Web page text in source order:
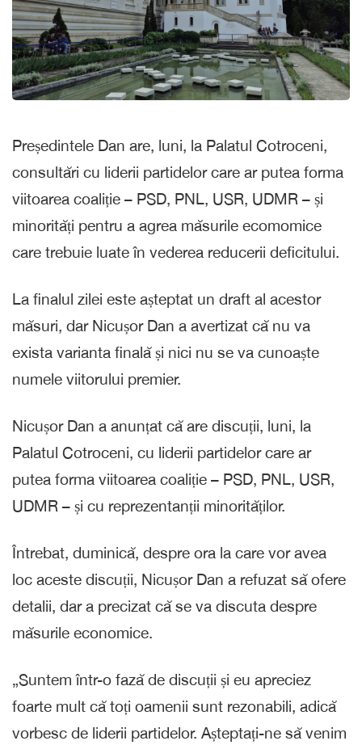
Președintele Dan are, luni, la Palatul Cotroceni,
consultări cu liderii partidelor care ar putea forma
viitoarea coaliție – PSD, PNL, USR, UDMR – și
minorități pentru a agrea măsurile ecomomice
care trebuie luate în vederea reducerii deficitului.
La finalul zilei este așteptat un draft al acestor
măsuri, dar Nicușor Dan a avertizat că nu va
exista varianta finală și nici nu se va cunoaște
numele viitorului premier.
Nicușor Dan a anunțat că are discuții, luni, la
Palatul Cotroceni, cu liderii partidelor care ar
putea forma viitoarea coaliție – PSD, PNL, USR,
UDMR – și cu reprezentanții minorităților.
Întrebat, duminică, despre ora la care vor avea
loc aceste discuții, Nicușor Dan a refuzat să ofere
detalii, dar a precizat că se va discuta despre
măsurile economice.
„Suntem într-o fază de discuții și eu apreciez
foarte mult că toți oamenii sunt rezonabili, adică
vorbesc de liderii partidelor. Așteptați-ne să venim